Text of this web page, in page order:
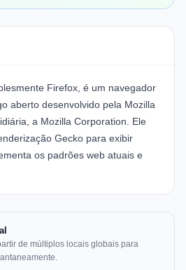
Firefox, é um navegador
aberto desenvolvido pela Mozilla
a Mozilla Corporation. Ele
Gecko para exibir
os padrões web atuais e
de múltiplos locais globais para